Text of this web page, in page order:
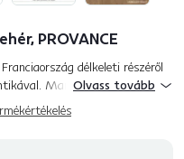
PROVANCE
délkeleti részéről
Manapság a provence-i
Olvass tovább